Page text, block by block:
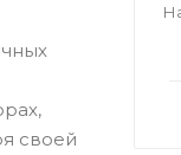
своей